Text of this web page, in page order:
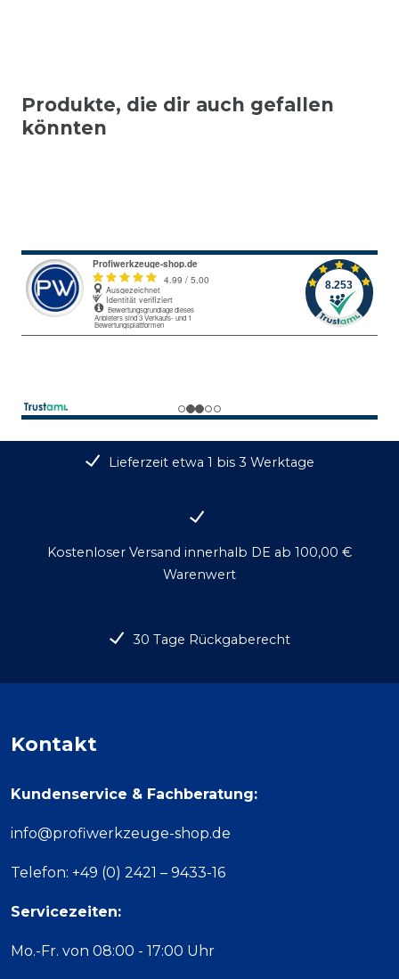
Produkte, die dir auch gefallen
könnten
Lieferzeit etwa 1 bis 3 Werktage
Kostenloser Versand innerhalb DE ab 100,00 €
Warenwert
30 Tage Rückgaberecht
Kontakt
Kundenservice & Fachberatung:
info@profiwerkzeuge-shop.de
Telefon: +49 (0) 2421 – 9433-16
Servicezeiten:
Mo.-Fr. von 08:00 - 17:00 Uhr